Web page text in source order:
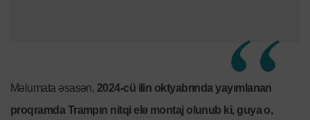
Məlumata əsasən, 2024-cü ilin oktyabrında yayımlanan
proqramda Trampın nitqi elə montaj olunub ki, guya o,